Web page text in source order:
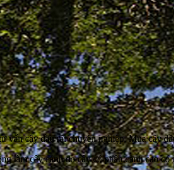
vấn cây dầu rái chuyên nghiệp. Mua cây
làm cây cảnh do cây có phân cành cao